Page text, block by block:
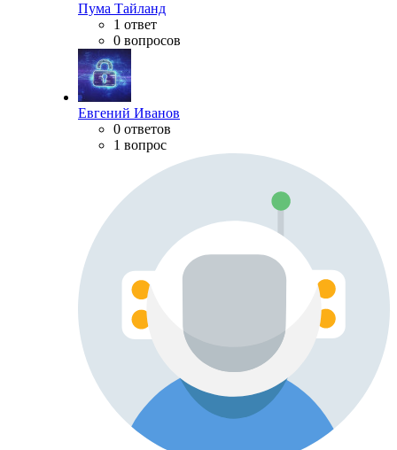
Пума Тайланд
1 ответ
0 вопросов
Евгений Иванов
0 ответов
1 вопрос